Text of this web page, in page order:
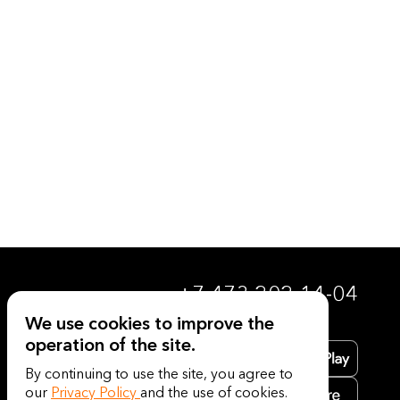
+7 473 202-14-04
We use cookies to improve the
operation of the site.
By continuing to use the site, you agree to
our Privacy Policy and the use of cookies.